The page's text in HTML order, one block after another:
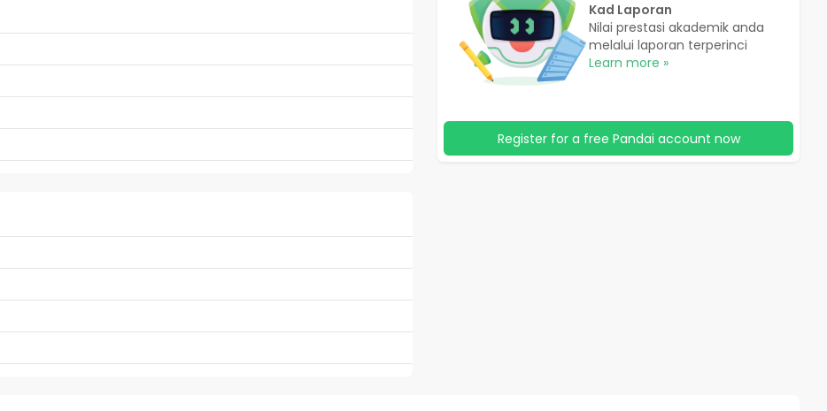
Kad Laporan
Nilai prestasi akademik anda
melalui laporan terperinci
Learn more »
Register for a free Pandai account now